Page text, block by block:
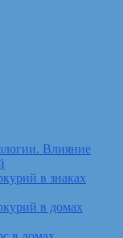
Влияние
в знаках
в домах